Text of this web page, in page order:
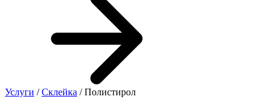
Услуги /Склейка / Полистирол